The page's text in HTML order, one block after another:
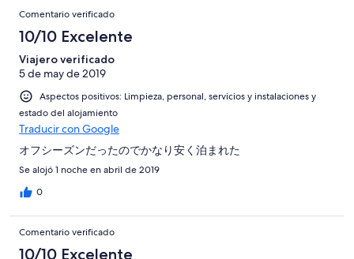
Comentario verificado
10/10 Excelente
Viajero verificado
5 de may de 2019
Aspectos positivos: Limpieza, personal, servicios y instalaciones y
estado del alojamiento
Traducir con Google
オフシーズンだったのでかなり安く泊まれた
Se alojó 1 noche en abril de 2019
0
Comentario verificado
10/10 Excelente